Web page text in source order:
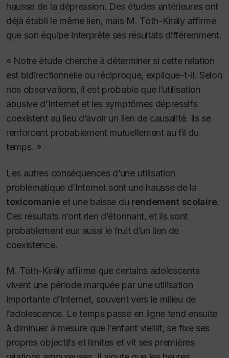
hausse de la dépression. Des études antérieures ont
déjà établi le même lien, mais M. Tóth-Király affirme
que son équipe interprète ses résultats différemment.
« Notre étude cherche à déterminer si cette relation
est bidirectionnelle ou réciproque, explique-t-il. Selon
nos observations, il est probable que l’utilisation
abusive d’Internet et les symptômes dépressifs
coexistent au lieu d’avoir un lien de causalité. Ils se
renforcent probablement mutuellement au fil du
temps. »
Les autres conséquences d’une utilisation
problématique d’Internet sont une hausse de la
toxicomanie et une baisse du rendement scolaire.
Ces résultats n’ont rien d’étonnant, et ils sont
probablement eux aussi le fruit d’un lien de
coexistence.
M. Tóth-Király affirme que certains adolescents
vivent une période marquée par une utilisation
importante d’Internet, souvent vers le milieu de
l’adolescence. Le temps passé en ligne tend ensuite
à diminuer à mesure que l’enfant vieillit, se fixe ses
propres objectifs et limites et vit ses premières